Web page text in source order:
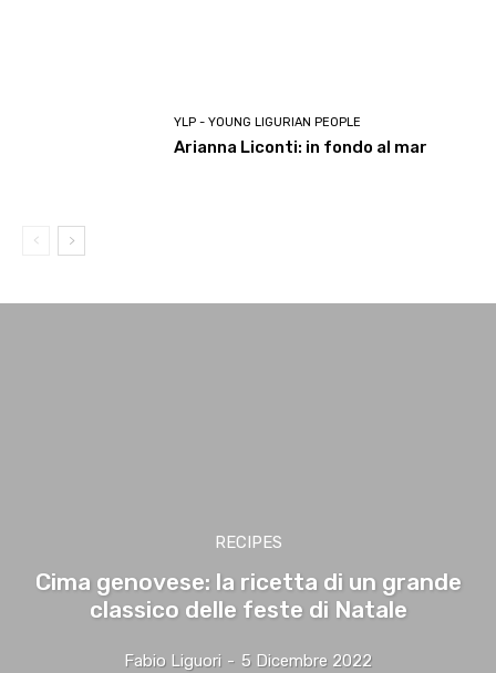
YLP - YOUNG LIGURIAN PEOPLE
Arianna Liconti: in fondo al mar
RECIPES
Cima genovese: la ricetta di un grande
classico delle feste di Natale
Fabio Liguori - 5 Dicembre 2022